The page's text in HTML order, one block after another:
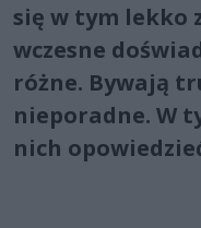
się w tym lekko
wczesne
różne. Bywają
nieporadne. W
nich